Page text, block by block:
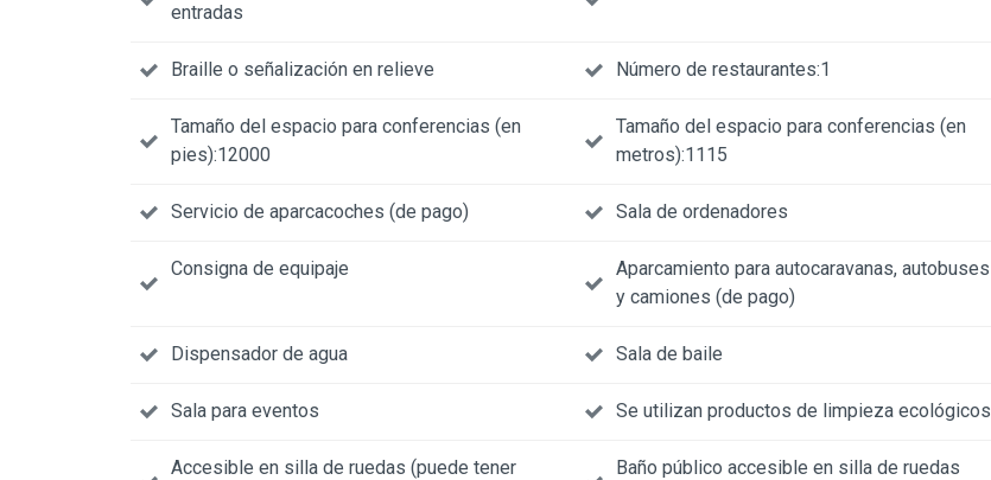
entradas
Braille o señalización en relieve Número de restaurantes:1
Tamaño del espacio para conferencias (en
pies):12000
Tamaño del espacio para conferencias (en
metros):1115
Servicio de aparcacoches (de pago) Sala de ordenadores
Consigna de equipaje
Aparcamiento para autocaravanas, autobuses
y camiones (de pago)
Dispensador de agua Sala de baile
Sala para eventos Se utilizan productos de limpieza ecológicos
Accesible en silla de ruedas (puede tener
Baño público accesible en silla de ruedas